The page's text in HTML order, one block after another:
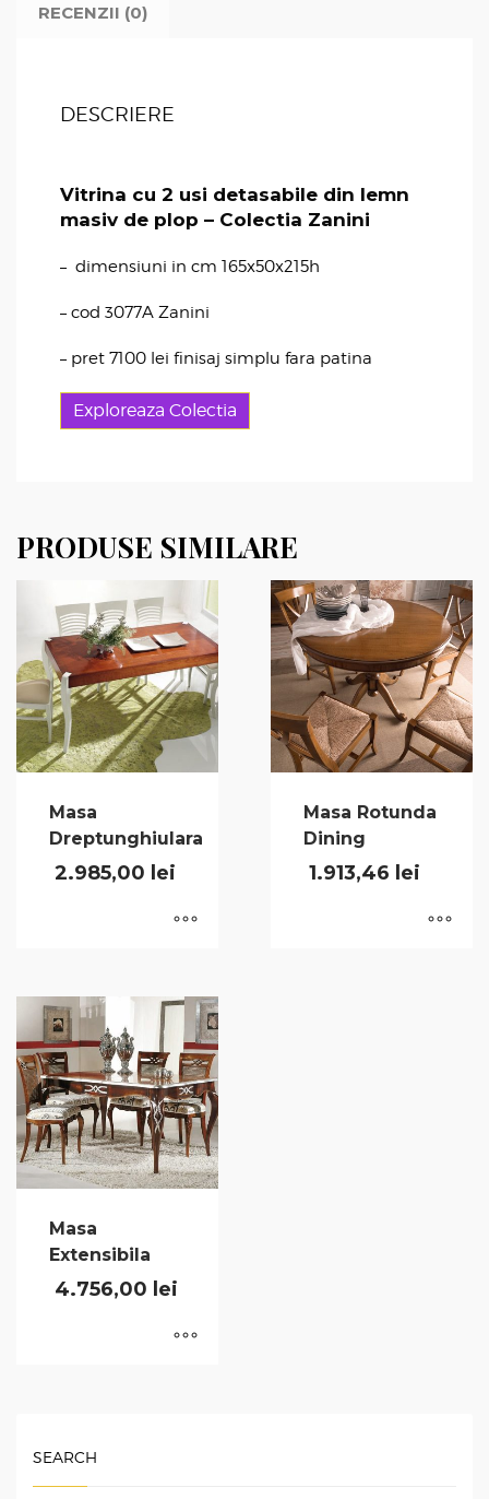
RECENZII (0)
DESCRIERE
Vitrina cu 2 usi detasabile din lemn
masiv de plop – Colectia Zanini
– dimensiuni in cm 165x50x215h
– cod 3077A Zanini
– pret 7100 lei finisaj simplu fara patina
Exploreaza Colectia
PRODUSE SIMILARE
Masa
Dreptunghiulara
2.985,00 lei
Masa Rotunda
Dining
1.913,46 lei
Masa
Extensibila
4.756,00 lei
SEARCH